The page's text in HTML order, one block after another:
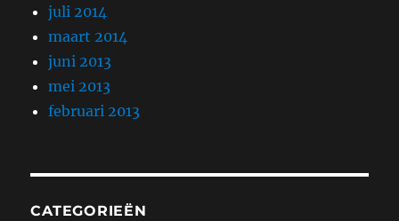
juli 2014
maart 2014
juni 2013
mei 2013
februari 2013
CATEGORIEËN